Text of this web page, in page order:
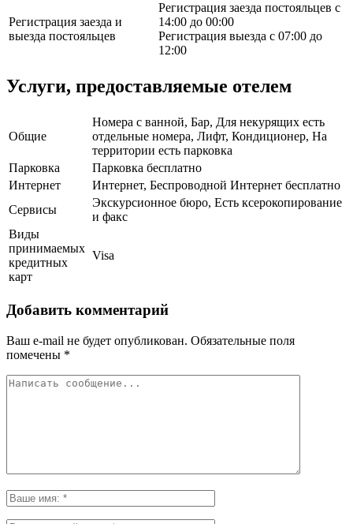
Регистрация заезда и
выезда постояльцев
Регистрация заезда постояльцев с
14:00 до 00:00
Регистрация выезда с 07:00 до
12:00
Услуги, предоставляемые отелем
Общие
Номера с ванной, Бар, Для некурящих есть
отдельные номера, Лифт, Кондиционер, На
территории есть парковка
Парковка
Парковка бесплатно
Интернет
Интернет, Беспроводной Интернет бесплатно
Сервисы
Экскурсионное бюро, Есть ксерокопирование
и факс
Виды
принимаемых
кредитных
карт
Visa
Добавить комментарий
Ваш e-mail не будет опубликован. Обязательные поля
помечены *